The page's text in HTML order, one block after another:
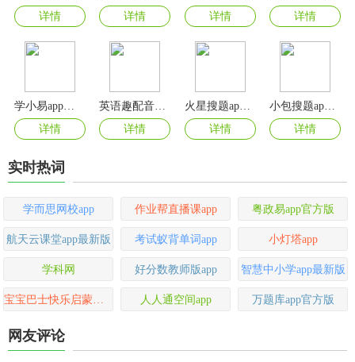
详情
详情
详情
详情
学小易app官方版
详情
详情
火星搜题app官方版最新版
详情
详情
实时热词
学而思网校app 作业帮直播课app 粤政易app官方版
航天云课堂app最新版 考试蚁背单词app 小灯塔app
学科网 好分数教师版app 智慧中小学app最新版
人人通空间app 万题库app官方版
网友评论